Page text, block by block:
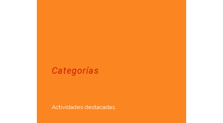
Categorías
Actividades destacadas